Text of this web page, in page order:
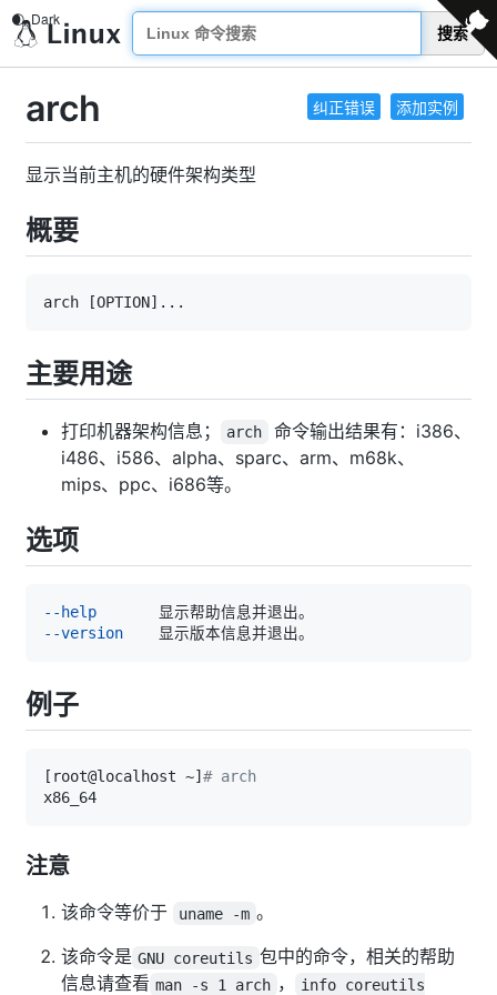
搜索
纠正错误 添加实例
arch
显示当前主机的硬件架构类型
概要
arch [OPTION] ..
主要用途
打印机器架构信息； arch
命令输出结果有：i386、
i486、i586、alpha、sparc、arm、m68k、
mips、ppc、i686等。
选项
--help
--version
例子
[ root@localhost ~] # arch
注意
该命令等价于 uname -m 。
该命令是 GNU coreutils 包中的命令，相关的帮助
信息请查看 man -s 1 arch ， info coreutils